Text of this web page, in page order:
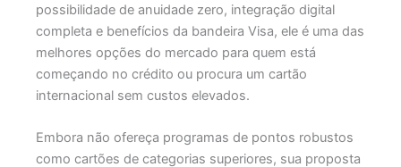
possibilidade de anuidade zero, integração digital
completa e benefícios da bandeira Visa, ele é uma das
melhores opções do mercado para quem está
começando no crédito ou procura um cartão
internacional sem custos elevados.
Embora não ofereça programas de pontos robustos
como cartões de categorias superiores, sua proposta